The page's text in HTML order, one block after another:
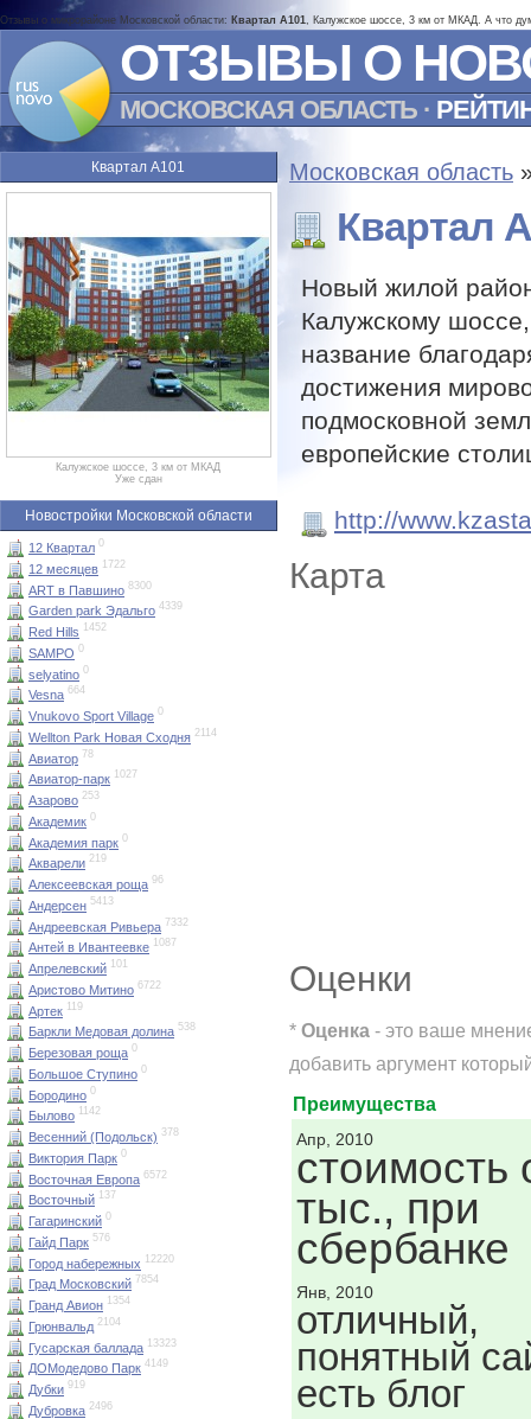
Отзывы о микрорайоне Московской области: Квартал А101, Калужское шоссе, 3 км от МКАД. А что
ОТЗЫВЫ О
МОСКОВСКАЯ ОБЛАСТЬ ·
Квартал А101
Калужское шоссе, 3 км от МКАД
Уже сдан
Новостройки Московской области
12 Квартал 0
12 месяцев 1722
ART в Павшино 8300
Garden park Эдальго 4339
Red Hills 1452
SAMPO 0
selyatino 0
Vesna 664
Vnukovo Sport Village 0
Wellton Park Новая Сходня 2114
Авиатор 78
Авиатор-парк 1027
Азарово 253
Академик 0
Академия парк 0
Акварели 219
Алексеевская роща 96
Андерсен 5413
Андреевская Ривьера 7332
Антей в Ивантеевке 1087
Апрелевский 101
Аристово Митино 6722
Артек 119
Баркли Медовая долина 538
Березовая роща 0
Большое Ступино 0
Бородино 0
Былово 1142
Весенний (Подольск) 378
Виктория Парк 0
Восточная Европа 6572
Восточный 137
Гагаринский 0
Гайд Парк 576
Город набережных 12220
Град Московский 7854
Гранд Авион 1354
Грюнвальд 2104
Гусарская баллада 13323
ДОМодедово Парк 4149
Дубки 919
Дубровка 2496
Московская область
Квартал
Новый жилой
Калужскому
название
достижения
подмосковной
европейские
http://
Карта
Оценки
* Оценка - это ваше
добавить аргумент
Преимущества
Апр, 2010
стоимость
тыс., при
сбербанке
Янв, 2010
отличный,
понятный
есть блог